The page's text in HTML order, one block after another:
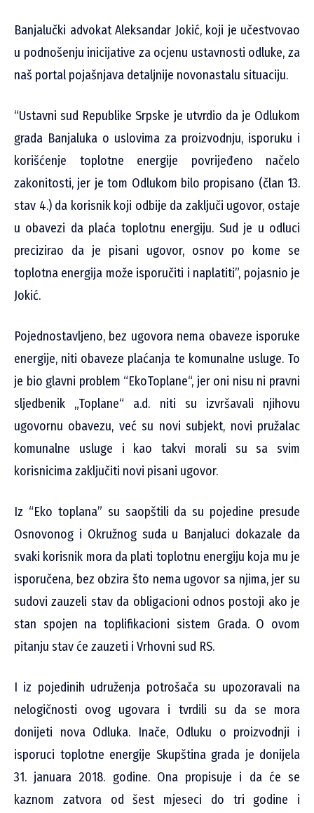
Banjalučki advokat Aleksandar Jokić, koji je učestvovao
u podnošenju inicijative za ocjenu ustavnosti odluke, za
naš portal pojašnjava detaljnije novonastalu situaciju.
“Ustavni sud Republike Srpske je utvrdio da je Odlukom
grada Banjaluka o uslovima za proizvodnju, isporuku i
korišćenje toplotne energije povrijeđeno načelo
zakonitosti, jer je tom Odlukom bilo propisano (član 13.
stav 4.) da korisnik koji odbije da zaključi ugovor, ostaje
u obavezi da plaća toplotnu energiju. Sud je u odluci
precizirao da je pisani ugovor, osnov po kome se
toplotna energija može isporučiti i naplatiti”, pojasnio je
Jokić.
Pojednostavljeno, bez ugovora nema obaveze isporuke
energije, niti obaveze plaćanja te komunalne usluge. To
je bio glavni problem “EkoToplane“, jer oni nisu ni pravni
sljedbenik „Toplane“ a.d. niti su izvršavali njihovu
ugovornu obavezu, već su novi subjekt, novi pružalac
komunalne usluge i kao takvi morali su sa svim
korisnicima zaključiti novi pisani ugovor.
Iz “Eko toplana” su saopštili da su pojedine presude
Osnovonog i Okružnog suda u Banjaluci dokazale da
svaki korisnik mora da plati toplotnu energiju koja mu je
isporučena, bez obzira što nema ugovor sa njima, jer su
sudovi zauzeli stav da obligacioni odnos postoji ako je
stan spojen na toplifikacioni sistem Grada. O ovom
pitanju stav će zauzeti i Vrhovni sud RS.
I iz pojedinih udruženja potrošača su upozoravali na
nelogičnosti ovog ugovara i tvrdili su da se mora
donijeti nova Odluka. Inače, Odluku o proizvodnji i
isporuci toplotne energije Skupština grada je donijela
31. januara 2018. godine. Ona propisuje i da će se
kaznom zatvora od šest mjeseci do tri godine i